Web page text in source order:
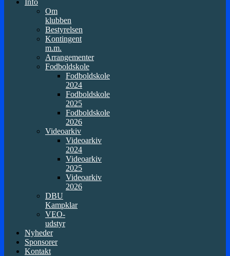
Info
Om
klubben
Bestyrelsen
Kontingent
m.m.
Arrangementer
Fodboldskole
Fodboldskole
2024
Fodboldskole
2025
Fodboldskole
2026
Videoarkiv
Videoarkiv
2024
Videoarkiv
2025
Videoarkiv
2026
DBU
Kampklar
VEO-
udstyr
Nyheder
Sponsorer
Kontakt